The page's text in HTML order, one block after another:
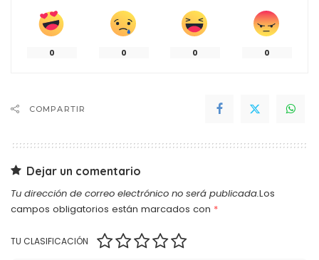
0 0 0 0
COMPARTIR
Dejar un comentario
Tu dirección de correo electrónico no será publicada.Los
campos obligatorios están marcados con *
TU CLASIFICACIÓN